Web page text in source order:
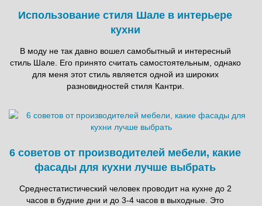
Использование стиля Шале в интерьере
кухни
В моду не так давно вошел самобытный и интересный
стиль Шале. Его принято считать самостоятельным, однако
для меня этот стиль является одной из широких
разновидностей стиля Кантри.
6 советов от производителей мебели, какие
фасады для кухни лучше выбрать
Среднестатистический человек проводит на кухне до 2
часов в будние дни и до 3-4 часов в выходные. Это